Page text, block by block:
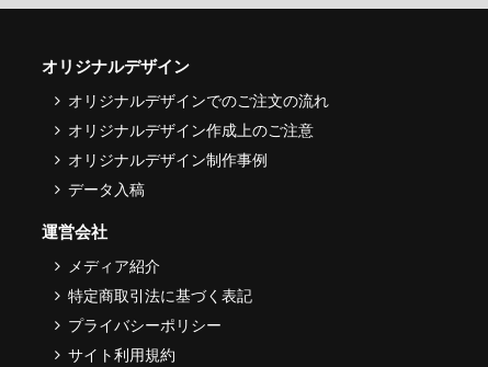
オリジナルデザイン
オリジナルデザインでのご注文の流れ
オリジナルデザイン作成上のご注意
オリジナルデザイン制作事例
データ入稿
運営会社
メディア紹介
特定商取引法に基づく表記
プライバシーポリシー
サイト利用規約